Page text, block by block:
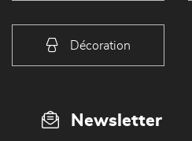
Décoration
Newsletter